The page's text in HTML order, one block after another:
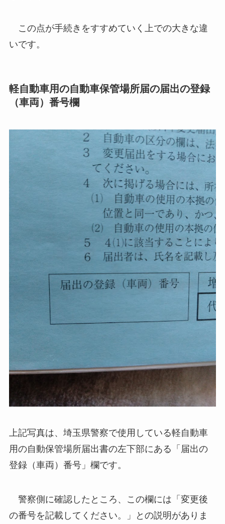
この点が手続きをすすめていく上での大きな違
いです。
軽自動車用の自動車保管場所届の届出の登録
（車両）番号欄
上記写真は、埼玉県警察で使用している軽自動車
用の自動保管場所届出書の左下部にある「届出の
登録（車両）番号」欄です。
警察側に確認したところ、この欄には「変更後
の番号を記載してください。」との説明がありま